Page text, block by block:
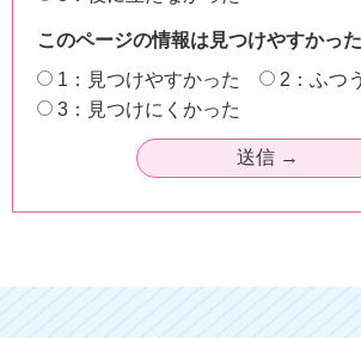
このページの情報は見つけやすかっ
1：見つけやすかった
2：ふつう
3：見つけにくかった